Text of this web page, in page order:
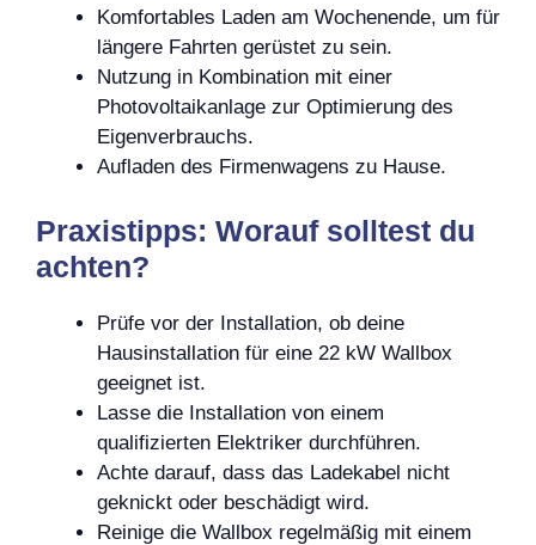
Komfortables Laden am Wochenende, um für
längere Fahrten gerüstet zu sein.
Nutzung in Kombination mit einer
Photovoltaikanlage zur Optimierung des
Eigenverbrauchs.
Aufladen des Firmenwagens zu Hause.
Praxistipps: Worauf solltest du
achten?
Prüfe vor der Installation, ob deine
Hausinstallation für eine 22 kW Wallbox
geeignet ist.
Lasse die Installation von einem
qualifizierten Elektriker durchführen.
Achte darauf, dass das Ladekabel nicht
geknickt oder beschädigt wird.
Reinige die Wallbox regelmäßig mit einem